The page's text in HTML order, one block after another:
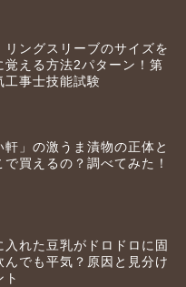
リングスリーブのサイズを
覚える方法2パターン！第
工事士技能試験
軒」の激うま漬物の正体と
で買えるの？調べてみた！
入れた豆乳がドロドロに固
でも平気？原因と見分け
ト